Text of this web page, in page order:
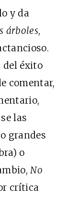
y da
árboles,
del éxito
comentar,
las
grandes
o
No
crítica